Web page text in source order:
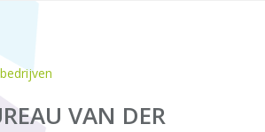
VAN DER